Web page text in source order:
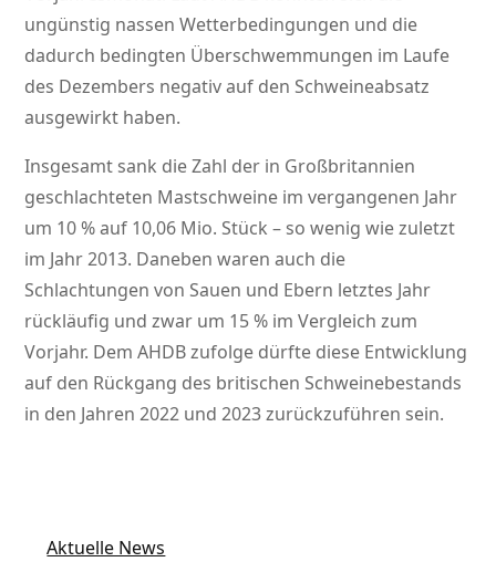
ungünstig nassen Wetterbedingungen und die
dadurch bedingten Überschwemmungen im Laufe
des Dezembers negativ auf den Schweineabsatz
ausgewirkt haben.
Insgesamt sank die Zahl der in Großbritannien
geschlachteten Mastschweine im vergangenen Jahr
um 10 % auf 10,06 Mio. Stück – so wenig wie zuletzt
im Jahr 2013. Daneben waren auch die
Schlachtungen von Sauen und Ebern letztes Jahr
rückläufig und zwar um 15 % im Vergleich zum
Vorjahr. Dem AHDB zufolge dürfte diese Entwicklung
auf den Rückgang des britischen Schweinebestands
in den Jahren 2022 und 2023 zurückzuführen sein.
Aktuelle News